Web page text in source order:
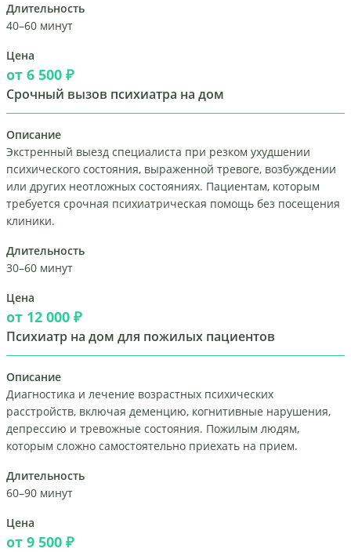
Длительность
40–60 минут
Цена
от 6 500 ₽
Срочный вызов психиатра на дом
Описание
Экстренный выезд специалиста при резком ухудшении
психического состояния, выраженной тревоге, возбуждении
или других неотложных состояниях. Пациентам, которым
требуется срочная психиатрическая помощь без посещения
клиники.
Длительность
30–60 минут
Цена
от 12 000 ₽
Психиатр на дом для пожилых пациентов
Описание
Диагностика и лечение возрастных психических
расстройств, включая деменцию, когнитивные нарушения,
депрессию и тревожные состояния. Пожилым людям,
которым сложно самостоятельно приехать на прием.
Длительность
60–90 минут
Цена
от 9 500 ₽